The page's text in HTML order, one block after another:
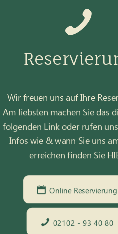
Wir freuen uns auf Ihre
Am liebsten machen Sie das
folgenden Link oder rufen
Infos wie & wann Sie uns
erreichen finden Sie
Online Reservierung
02102 - 93 40 80